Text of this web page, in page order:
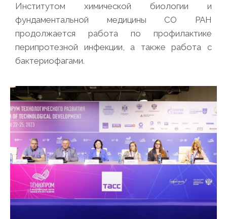
Институтом химической биологии и
фундаментальной медицины СО РАН
продолжается работа по профилактике
перипротезной инфекции, а также работа с
бактериофагами.